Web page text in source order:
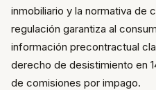
inmobiliario y la normativa de
regulación garantiza al
información precontractual
derecho de desistimiento en
de comisiones por impago.